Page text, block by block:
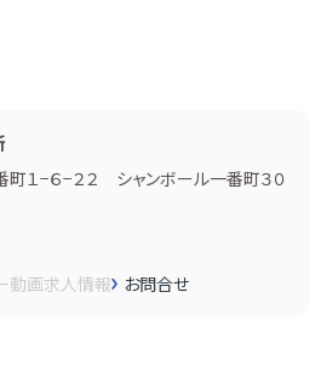
１−６−２２ シャンボール一番町３０
動画求人情報 お問合せ